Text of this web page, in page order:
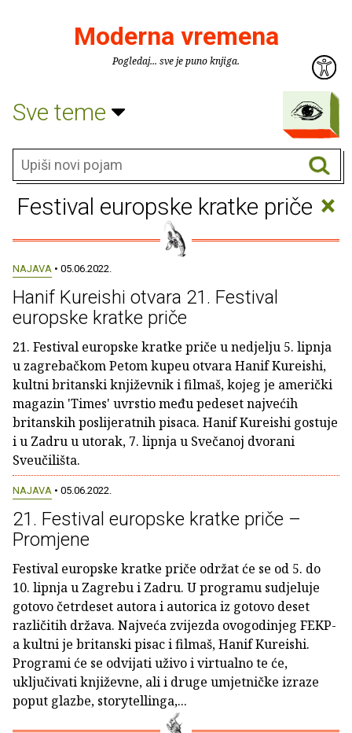
Moderna vremena
Pogledaj... sve je puno knjiga.
Sve teme
Festival europske kratke priče ×
NAJAVA • 05.06.2022.
Hanif Kureishi otvara 21. Festival
europske kratke priče
21. Festival europske kratke priče u nedjelju 5. lipnja
u zagrebačkom Petom kupeu otvara Hanif Kureishi,
kultni britanski književnik i filmaš, kojeg je američki
magazin 'Times' uvrstio među pedeset najvećih
britanskih poslijeratnih pisaca. Hanif Kureishi gostuje
i u Zadru u utorak, 7. lipnja u Svečanoj dvorani
Sveučilišta.
NAJAVA • 05.06.2022.
21. Festival europske kratke priče –
Promjene
Festival europske kratke priče održat će se od 5. do
10. lipnja u Zagrebu i Zadru. U programu sudjeluje
gotovo četrdeset autora i autorica iz gotovo deset
različitih država. Najveća zvijezda ovogodinjeg FEKP-
a kultni je britanski pisac i filmaš, Hanif Kureishi.
Programi će se odvijati uživo i virtualno te će,
uključivati književne, ali i druge umjetničke izraze
poput glazbe, storytellinga,...